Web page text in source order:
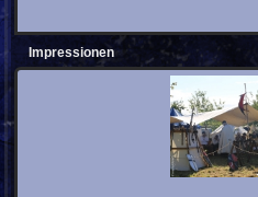
Impressionen